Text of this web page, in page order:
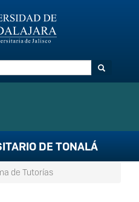
Buscar
DE TONALÁ
de Tutorías